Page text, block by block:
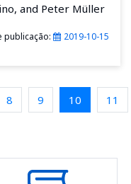
and Peter Müller
publicação: 2019-10-15
8 9 10 11